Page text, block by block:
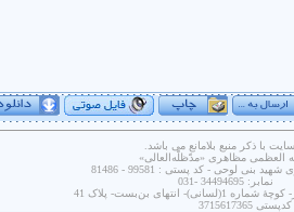
با ذکر منبع بلامانع می باشد.
العظمى مظاهری «مدّظلّه‌العالی»
لوحی - کد پستی : 99581 - 81486
بن‌بست- پلاک 41